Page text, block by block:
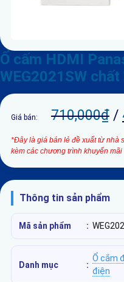
Ổ cấm HDMI
WEG2021SW
Giá bán: 710,000₫ /
*Đây là giá bán lẻ đề xuất từ nhà
kèm các chương trình khuyến mãi
Thông tin sản phẩm
Mã sản phẩm :
Danh mục :
Ổ cắm
điện